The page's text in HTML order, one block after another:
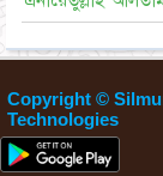
Copyright ©
Technologies